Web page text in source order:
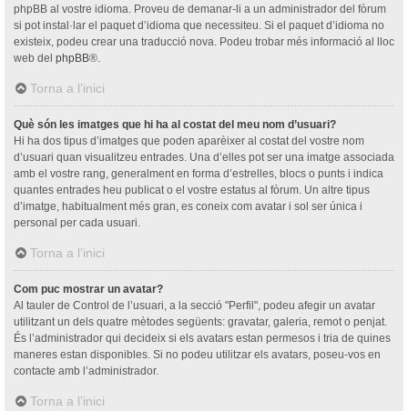
phpBB al vostre idioma. Proveu de demanar-li a un administrador del fòrum
si pot instal·lar el paquet d’idioma que necessiteu. Si el paquet d’idioma no
existeix, podeu crear una traducció nova. Podeu trobar més informació al lloc
web del phpBB®.
Torna a l’inici
Què són les imatges que hi ha al costat del meu nom d’usuari?
Hi ha dos tipus d’imatges que poden aparèixer al costat del vostre nom
d’usuari quan visualitzeu entrades. Una d’elles pot ser una imatge associada
amb el vostre rang, generalment en forma d’estrelles, blocs o punts i indica
quantes entrades heu publicat o el vostre estatus al fòrum. Un altre tipus
d’imatge, habitualment més gran, es coneix com avatar i sol ser única i
personal per cada usuari.
Torna a l’inici
Com puc mostrar un avatar?
Al tauler de Control de l’usuari, a la secció "Perfil", podeu afegir un avatar
utilitzant un dels quatre mètodes següents: gravatar, galeria, remot o penjat.
És l’administrador qui decideix si els avatars estan permesos i tria de quines
maneres estan disponibles. Si no podeu utilitzar els avatars, poseu-vos en
contacte amb l’administrador.
Torna a l’inici